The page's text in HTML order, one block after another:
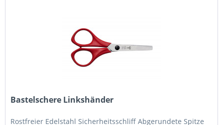
Bastelschere Linkshänder
Rostfreier Edelstahl Sicherheitsschliff Abgerundete Spitze